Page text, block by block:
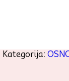
Kategorija: